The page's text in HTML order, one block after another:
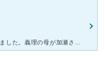
初産でどの産科にしようか迷っていました。義理の母が加瀬さんで出産したことと、ソフロロジー出産を推奨している産科なので選びました。 マタニティヨガと同じようにソフロロジー教室も開かれて分かりやすく学ぶ